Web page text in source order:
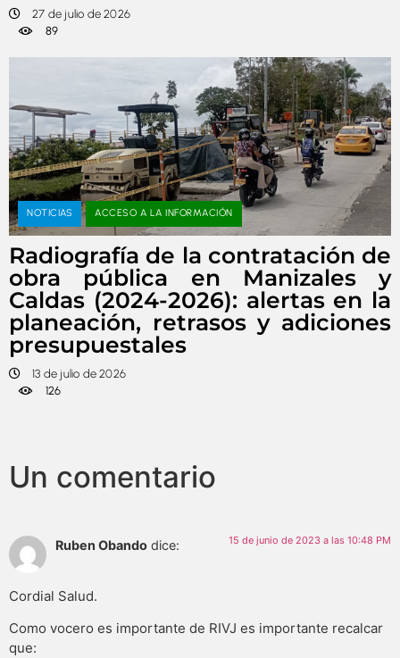
27 de julio de 2026
89
NOTICIAS ACCESO A LA INFORMACIÓN
Radiografía de la contratación de
obra pública en Manizales y
Caldas (2024-2026): alertas en la
planeación, retrasos y adiciones
presupuestales
13 de julio de 2026
126
Un comentario
Ruben Obando dice: 15 de junio de 2023 a las 10:48 PM
Cordial Salud.
Como vocero es importante de RIVJ es importante recalcar
que: